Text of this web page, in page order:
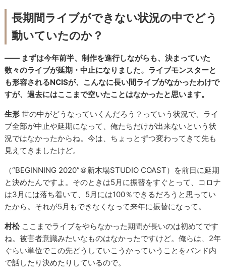
長期間ライブができない状況の中でどう
動いていたのか？
―― まずは今年前半、制作を進行しながらも、決まっていた
数々のライブが延期・中止になりました。ライブモンスターと
も形容されるNCISが、こんなに長い間ライブがなかったわけで
すが、過去にはここまで空いたことはなかったと思います。
生形 世の中がどうなっていくんだろう？っていう状況で、ライ
ブ全部が中止や延期になって、俺たちだけが出来ないという状
況ではなかったからね。今は、ちょっとずつ変わってきて先も
見えてきましたけど。
（“BEGINNING 2020”＠新木場STUDIO COAST）を前日に延期
と決めたんですよ。そのときは5月に振替をすぐとって、コロナ
は3月には落ち着いて、5月には100％できるだろうと思ってい
たから。それが5月もできなくなって来年に振替になって。
村松ここまでライブをやらなかった期間が長いのは初めてです
ね。被害者意識みたいなものはなかったですけど。俺らは、2年
ぐらい単位でこの先どうしていこうかっていうことをバンド内
で話したり決めたりしているので。